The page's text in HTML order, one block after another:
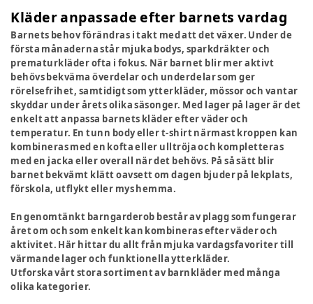
Kläder anpassade efter barnets vardag
Barnets behov förändras i takt med att det växer. Under de
första månaderna står mjuka bodys, sparkdräkter och
prematurkläder ofta i fokus. När barnet blir mer aktivt
behövs bekväma överdelar och underdelar som ger
rörelsefrihet, samtidigt som ytterkläder, mössor och vantar
skyddar under årets olika säsonger. Med lager på lager är det
enkelt att anpassa barnets kläder efter väder och
temperatur. En tunn body eller t-shirt närmast kroppen kan
kombineras med en kofta eller ulltröja och kompletteras
med en jacka eller overall när det behövs. På så sätt blir
barnet bekvämt klätt oavsett om dagen bjuder på lekplats,
förskola, utflykt eller mys hemma.
En genomtänkt barngarderob består av plagg som fungerar
året om och som enkelt kan kombineras efter väder och
aktivitet. Här hittar du allt från mjuka vardagsfavoriter till
värmande lager och funktionella ytterkläder.
Utforska vårt stora sortiment av barnkläder med många
olika kategorier.